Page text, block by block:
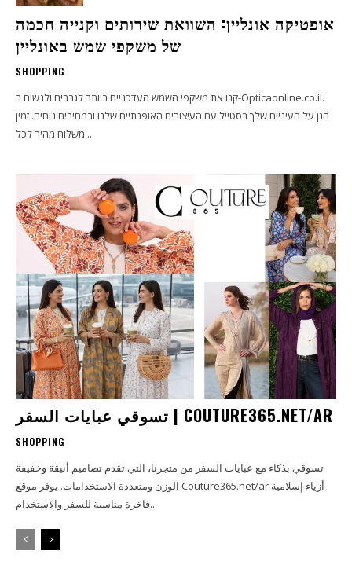
אופטיקה אונליין: השוואת שירותים וקנייה חכמה
של משקפי שמש באונליין
SHOPPING
קנו את משקפי השמש העדכניים ביותר לגברים ולנשים ב-Opticaonline.co.il.
הגן על העיניים שלך בסטייל עם העיצובים האופנתיים שלנו ובמחירים נוחים. זמין
משלוח מהיר לכל...
تسوقي عبايات السفر | COUTURE365.NET/AR
SHOPPING
تسوقي بذكاء مع عبايات السفر من متجرنا، التي تقدم تصاميم أنيقة وخفيفة
الوزن ومتعددة الاستخدامات. يوفر موقع Couture365.net/ar أزياء إسلامية
فاخرة مناسبة للسفر والاستخدام...